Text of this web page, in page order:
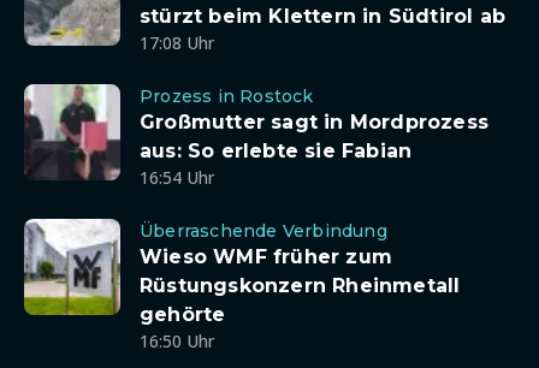
stürzt beim Klettern in Südtirol ab
17:08 Uhr
Prozess in Rostock
Großmutter sagt in Mordprozess
aus: So erlebte sie Fabian
16:54 Uhr
Überraschende Verbindung
Wieso WMF früher zum
Rüstungskonzern Rheinmetall
gehörte
16:50 Uhr